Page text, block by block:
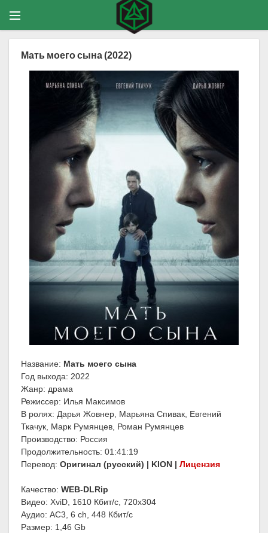
Мать моего сына (2022)
Название: Мать моего сына
Год выхода: 2022
Жанр: драма
Режиссер: Илья Максимов
В ролях: Дарья Жовнер, Марьяна Спивак, Евгений
Ткачук, Марк Румянцев, Роман Румянцев
Производство: Россия
Продолжительность: 01:41:19
Перевод: Оригинал (русский) | KION | Лицензия
Качество: WEB-DLRip
Видео: XviD, 1610 Кбит/с, 720x304
Аудио: AC3, 6 ch, 448 Кбит/с
Размер: 1,46 Gb